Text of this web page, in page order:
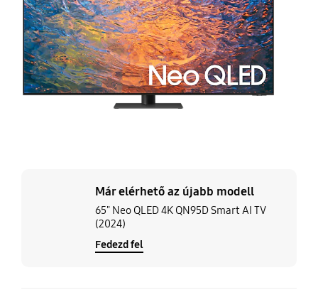
Már elérhető az újabb modell
65" Neo QLED 4K QN95D Smart AI TV
(2024)
Fedezd fel